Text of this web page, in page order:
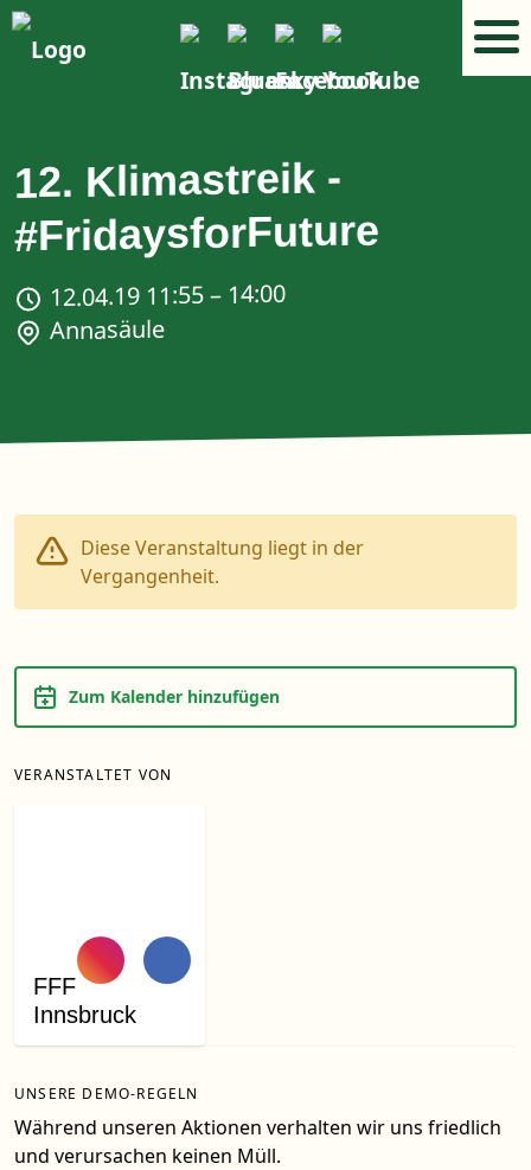
12. Klimastreik -
#FridaysforFuture
12.04.19 11:55 – 14:00
Annasäule
Diese Veranstaltung liegt in der
Vergangenheit.
Zum Kalender hinzufügen
VERANSTALTET VON
FFF
Innsbruck
UNSERE DEMO-REGELN
Während unseren Aktionen verhalten wir uns friedlich
und verursachen keinen Müll.